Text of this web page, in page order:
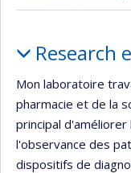
Research
Mon laboratoire
pharmacie et de la
principal
l'observance des
dispositifs de